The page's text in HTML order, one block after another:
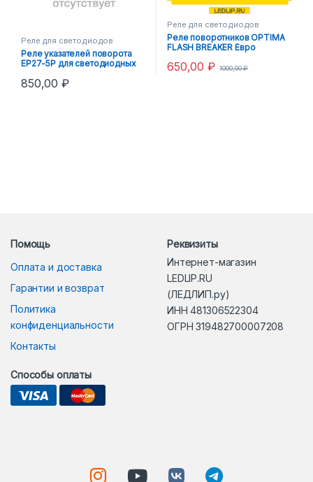
Реле для светодиодов
Реле указателей поворота
EP27-5P для светодиодных
850,00₽
Реле для светодиодов
Реле поворотников OPTIMA
FLASH BREAKER Евро
650,00₽ 1000,00₽
Помощь
Оплата и доставка
Гарантии и возврат
Политика
конфиденциальности
Контакты
Реквизиты
Интернет-магазин
LEDLIP.RU
(ЛЕДЛИП.ру)
ИНН 481306522304
ОГРН 319482700007208
Способы оплаты